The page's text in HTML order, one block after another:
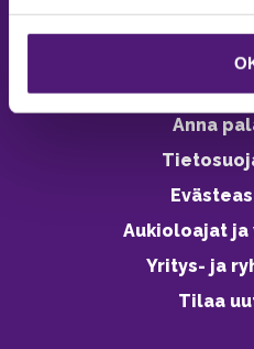
Avoimet
Anna
Aukioloajat
Yritys- ja
Tilaa